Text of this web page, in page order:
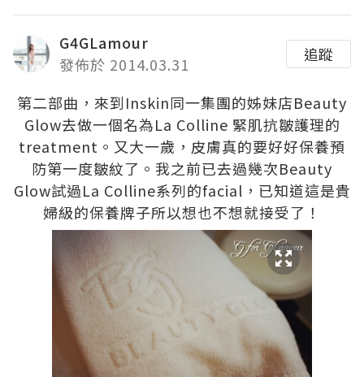
G4GLamour
發佈於 2014.03.31
追蹤
第二部曲，來到Inskin同一集團的姊妹店Beauty
Glow去做一個名為La Colline 緊肌抗皺護理的
treatment。又大一歲，皮膚真的要好好保養預
防第一度皺紋了。我之前已去過幾次Beauty
Glow試過La Colline系列的facial，已知道這是貴
婦級的保養牌子所以想也不想就接受了！